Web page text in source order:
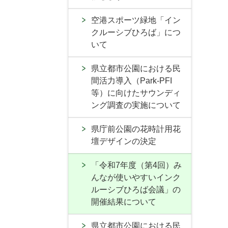
空港スポーツ緑地「イン
クルーシブひろば」につ
いて
県立都市公園における民
間活力導入（Park-PFI
等）に向けたサウンディ
ング調査の実施について
県庁前公園の花時計用花
壇デザインの決定
「令和7年度（第4回）み
んなが使いやすいインク
ルーシブひろば会議」の
開催結果について
県立都市公園における民